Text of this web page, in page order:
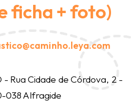
ficha + foto)
- Rua Cidade de Córdova, 2 -
038 Alfragide